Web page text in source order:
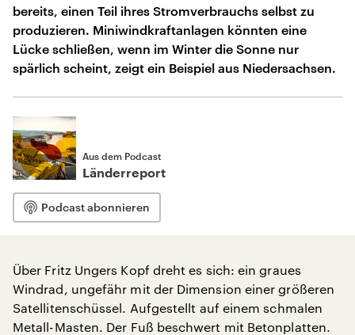
bereits, einen Teil ihres Stromverbrauchs selbst zu
produzieren. Miniwindkraftanlagen könnten eine
Lücke schließen, wenn im Winter die Sonne nur
spärlich scheint, zeigt ein Beispiel aus Niedersachsen.
Aus dem Podcast
Länderreport
Podcast abonnieren
Über Fritz Ungers Kopf dreht es sich: ein graues
Windrad, ungefähr mit der Dimension einer größeren
Satellitenschüssel. Aufgestellt auf einem schmalen
Metall-Masten. Der Fuß beschwert mit Betonplatten.